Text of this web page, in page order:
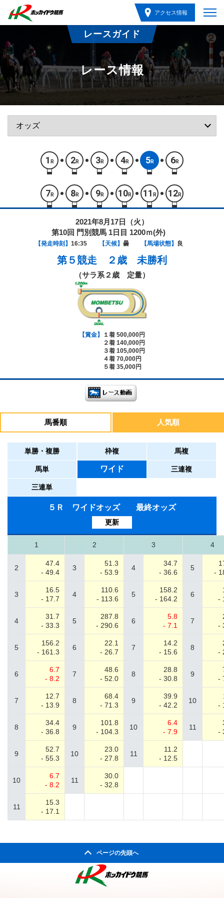
アクセス情報
レースガイド
レース情報
1 R 2R 3R 4R 5R 6R
7 R 8R 9R 10R 11 R 12R
2021年8月17日（火）
第10回 門別競馬 1日目 1200ｍ(外)
【発走時刻】 16:35 【天候】 曇 【馬場状態】 良
第５競走 ２歳 未勝利
（サラ系２歳 定量）
【賞金】
１着 500,000円
２着 140,000円
３着 105,000円
４着 70,000円
５着 35,000円
馬番順 人気順
単勝・複勝 枠複 馬複
馬単 ワイド 三連複
三連単
５Ｒ ワイドオッズ 最終オッズ
更新
1 2 3 4
2
47.4
- 49.4
3
51.3
- 53.9
4
34.7
- 36.6
5
-
3
16.5
- 17.7
4
110.6
- 113.6
5
158.2
- 164.2
6
-
4
31.7
- 33.3
5
287.8
- 290.6
6
5.8
- 7.1
7
-
5
156.2
- 161.3
6
22.1
- 26.7
7
14.2
- 15.6
8
-
6
6.7
- 8.2
7
48.6
- 52.0
8
28.8
- 30.8
9
-
7
12.7
- 13.9
8
68.4
- 71.3
9
39.9
- 42.2
10
-
8
34.4
- 36.8
9
101.8
- 104.3
10
6.4
- 7.9
11
-
9
52.7
- 55.3
10
23.0
- 27.8
11
11.2
- 12.5
10
6.7
- 8.2
11
30.0
- 32.8
11
15.3
- 17.1
ページの先頭へ